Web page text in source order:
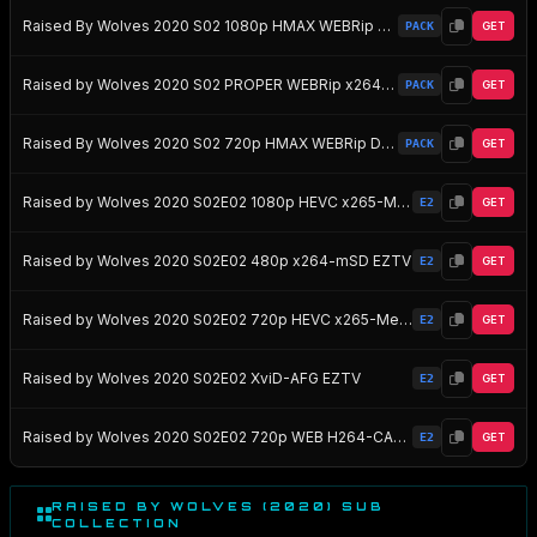
Raised By Wolves 2020 S02 1080p HMAX WEBRip DD5 1 x264-NTb EZTV PACK GET
Raised by Wolves 2020 S02 PROPER WEBRip x264-ION10 EZTV PACK GET
Raised By Wolves 2020 S02 720p HMAX WEBRip DD5 1 x264-NTb EZTV PACK GET
Raised by Wolves 2020 S02E02 1080p HEVC x265-MeGusta EZTV E2 GET
Raised by Wolves 2020 S02E02 480p x264-mSD EZTV E2 GET
Raised by Wolves 2020 S02E02 720p HEVC x265-MeGusta EZTV E2 GET
Raised by Wolves 2020 S02E02 XviD-AFG EZTV E2 GET
Raised by Wolves 2020 S02E02 720p WEB H264-CAKES EZTV E2 GET
RAISED BY WOLVES (2020) SUB
COLLECTION